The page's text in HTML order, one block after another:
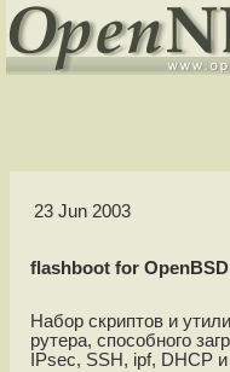
23 Jun 2003
flashboot for OpenBSD
Набор скриптов и
рутера, способного
IPsec, SSH, ipf, DHCP